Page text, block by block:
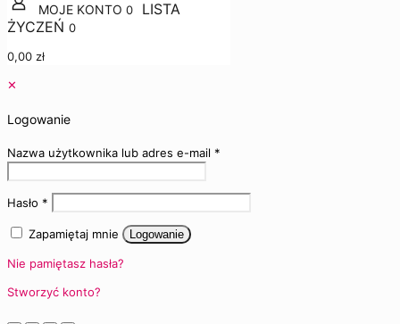
0
0
0,00 zł
✕
Logowanie
Nazwa użytkownika lub adres e-mail *
Hasło *
Zapamiętaj mnie Logowanie
Nie pamiętasz hasła?
Stworzyć konto?